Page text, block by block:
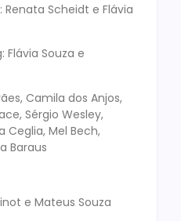
Scheidt e Flávia
Flávia Souza e
Camila dos Anjos,
Sérgio Wesley,
Ceglia, Mel Bech,
Baraus
e Mateus Souza